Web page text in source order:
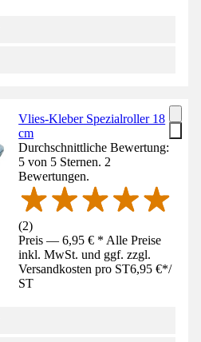
Vlies-Kleber Spezialroller 18
cm
Durchschnittliche Bewertung:
5 von 5 Sternen. 2
Bewertungen.
(2)
Preis — 6,95 € * Alle Preise
inkl. MwSt. und ggf. zzgl.
Versandkosten pro ST6,95 €*/
ST